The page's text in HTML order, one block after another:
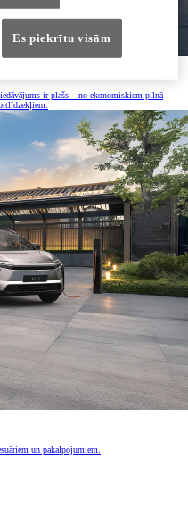
ir plašs – no ekonomiskiem pilnā
un pakalpojumiem.
Es piekrītu visām